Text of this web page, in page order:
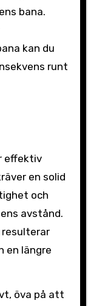
bana.
kan du
runt
effektiv
en solid
och
avstånd.
resulterar
en längre
öva på att